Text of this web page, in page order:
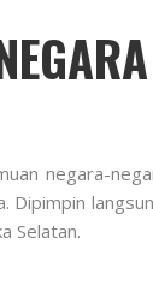
negara-
Dipimpin
Selatan.